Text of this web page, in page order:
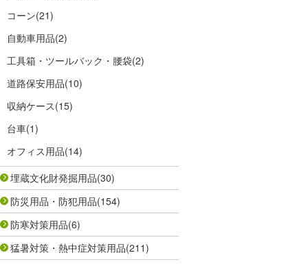
コーン(21)
自動車用品(2)
工具箱・ツールバック・腰袋(2)
道路保安用品(10)
収納ケース(15)
台車(1)
オフィス用品(14)
埋蔵文化財発掘用品(30)
防災用品・防犯用品(154)
防寒対策用品(6)
猛暑対策・熱中症対策用品(211)